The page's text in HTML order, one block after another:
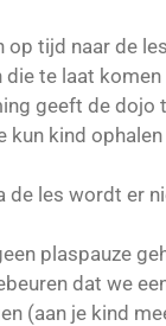
op tijd naar de
die te laat
geeft de dojo
kun kind
de les wordt er
plaspauze
dat we
(aan je kind